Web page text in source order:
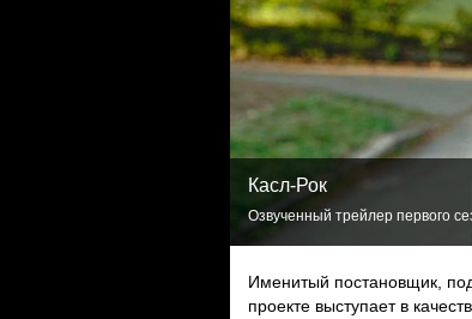
Касл-Рок
Озвученный трейлер первого
Именитый постановщик,
проекте выступает в